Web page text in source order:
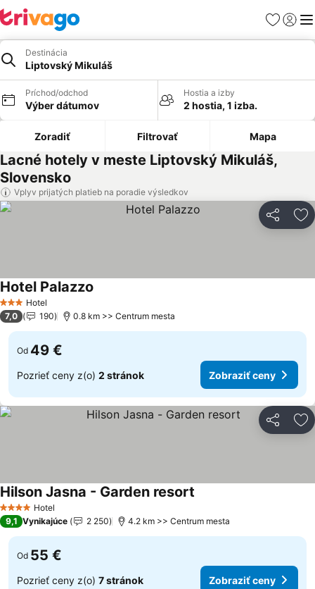
Obľúbené
Destinácia
Liptovský Mikuláš
Príchod/odchod
Výber dátumov
Hostia a izby
2 hostia, 1 izba.
Zoradiť Filtrovať Mapa
Lacné hotely v meste Liptovský Mikuláš,
Slovensko
Vplyv prijatých platieb na poradie výsledkov
Zdieľať
3 Počet hviezdičiek
Hotel
Hotel Palazzo
7,0 190 0.8 km >> Centrum mesta
Od 49 €
Pozrieť ceny z(o) 2 stránok Zobraziť ceny
Zdieľať
4 Počet hviezdičiek
Hotel
Hilson Jasna - Garden resort
9,1 Vynikajúce 2 250 4.2 km >> Centrum mesta
Od 55 €
Pozrieť ceny z(o) 7 stránok Zobraziť ceny